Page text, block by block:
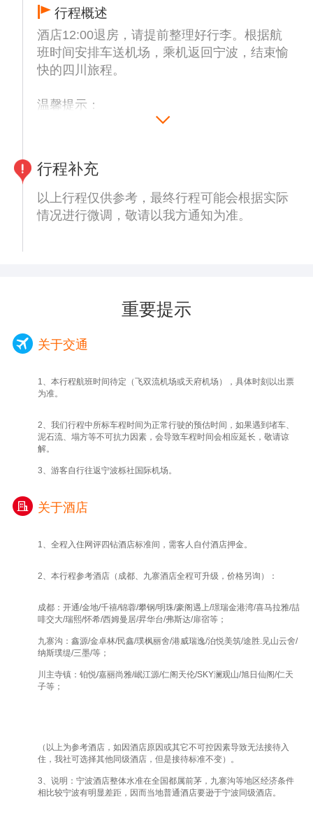
返程至高铁时间提前1小时左右抵达车站办手
续；请注意配合导游时间安排；
4、本行程全程标注的时刻均为参考时刻，具
体时刻以实际行程发生为准。
行程概述
酒店12:00退房，请提前整理好行李。根据航
班时间安排车送机场，乘机返回宁波，结束愉
快的四川旅程。
温馨提示：
1、出团通知书会注明航班/车次信息（建议提
的，游客自行承担）；师傅根据人流量和淡旺
季情况，根据当天所有订单统一安排，需提前
约3-4小时送站，无法根据客人个人要求指定
或推迟送站时间，敬请理解，取消无退费），
2、约定出发时间在酒店提供早餐以前的，酒
店提供打包路早，请勿忘退房时前台领取（酒
迟为中午12点（未按时退房酒店将加收额外费
请提前退房，行李可寄存总台再自行安排活
动；退房请携带好所有行李，勿遗忘于酒店
内；
3、如您的时间充裕，可在自由活动时间前往
游览成都文化地标（武侯祠、锦里、杜甫草
堂、宽窄巷子、春熙路、太古里等）、品尝成
包子、钟水饺、三大炮、赖汤圆等）。
行程补充
以上行程仅供参考，最终行程可能会根据实际
情况进行微调，敬请以我方通知为准。
重要提示
关于交通
1、本行程航班时间待定（飞双流机场或天府机场），具体时刻以出票
为准。
2、我们行程中所标车程时间为正常行驶的预估时间，如果遇到堵车、
泥石流、塌方等不可抗力因素，会导致车程时间会相应延长，敬请谅
解。
3、游客自行往返宁波栎社国际机场。
关于酒店
1、全程入住网评四钻酒店标准间，需客人自付酒店押金。
2、本行程参考酒店（成都、九寨酒店全程可升级，价格另询）：
成都：开通/金地/千禧/锦蓉/攀钢/明珠/豪阁遇上/璟瑞金港湾/喜马拉雅/喆
啡交大/瑞熙/怀希/西姆曼居/昇华台/弗斯达/扉宿等；
九寨沟：鑫源/金卓林/民鑫/璞枫丽舍/港威瑞逸/泊悦美筑/途胜.见山云舍/
纳斯璞缇/三墨/等；
川主寺镇：铂悦/嘉丽尚雅/岷江源/仁阁天伦/SKY澜观山/旭日仙阁/仁天
子等；
（以上为参考酒店，如因酒店原因或其它不可控因素导致无法接待入
住，我社可选择其他同级酒店，但是接待标准不变）。
3、说明：宁波酒店整体水准在全国都属前茅，九寨沟等地区经济条件
相比较宁波有明显差距，因而当地普通酒店要逊于宁波同级酒店。